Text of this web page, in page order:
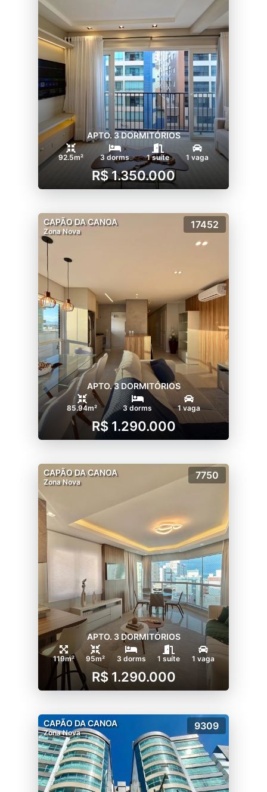
APTO. 3 DORMITÓRIOS
92.5m² 3 dorms 1 suíte 1 vaga
R$ 1.350.000
CAPÃO DA CANOA
Zona Nova
17452
APTO. 3 DORMITÓRIOS
85.94m² 3 dorms 1 vaga
R$ 1.290.000
CAPÃO DA CANOA
Zona Nova
7750
APTO. 3 DORMITÓRIOS
119m² 95m² 3 dorms 1 suíte 1 vaga
R$ 1.290.000
CAPÃO DA CANOA
Zona Nova
9309